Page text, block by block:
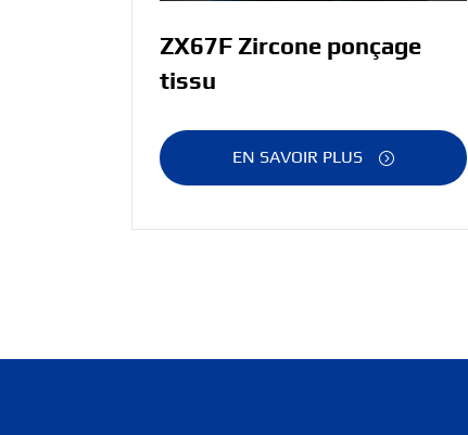
ZX67F Zircone ponçage
tissu
EN SAVOIR PLUS 